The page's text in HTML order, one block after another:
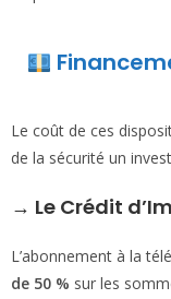
Le coût de ces
de la sécurité un
→ Le Crédit
L’abonnement à la
de 50 % sur les